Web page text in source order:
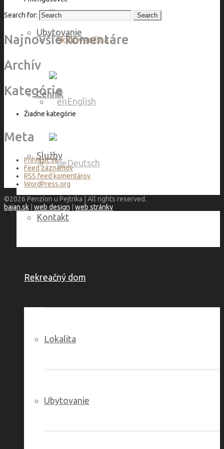
Ubytovanie
Cenník
Služby
Kontakt
Rekreačný dom
Lokalita
Ubytovanie
Slovenčina
English
Deutsch
Search for:
Najnovšie komentáre
Archív
Kategórie
Žiadne kategórie
Meta
Prihlásiť sa
Feed záznamov
RSS feed komentárov
WordPress.org
©2026 Penzíon u Pejtrika | All rights reserved.
bajan.sk
web design web stránky